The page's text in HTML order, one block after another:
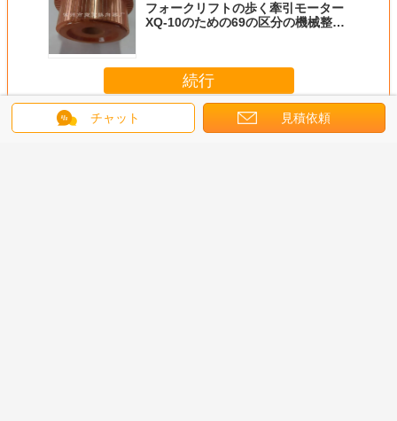
フォークリフトの歩く牽引モーター
XQ-10のための69の区分の機械整流
続行
多く牽引モーターXQシリーズ整流子
チャット 見積依頼